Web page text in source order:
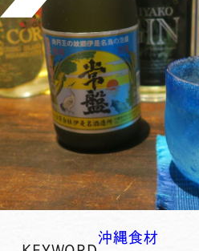
沖縄食材